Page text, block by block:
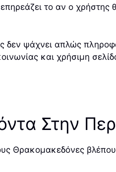
το αν ο χρήστης
δεν ψάχνει απλώς
και χρήσιμη
Στην
Θρακομακεδόνες